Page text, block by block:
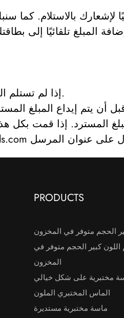
لإشعارك بالاستلام.
إذا لم تستلم المبلغ المسترد بعد، فتحقق من حسابك المصرفي مرة أخرى.
يتم إيداع المبلغ
المسترد. إذا قمت بكل
PRODUCTS
الحجم متوفر في المخزون
كبير الحجم متوفر في
المخزون
مختبرية على شكل خيالي
الماس المختبري الملون
ماسة مختبرية مستديرة